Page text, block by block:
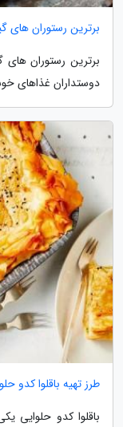
برترین رستوران های گیاهی
برترین رستوران های
دوستداران غذاهای
طرز تهیه باقلوا
باقلوا کدو حلوایی